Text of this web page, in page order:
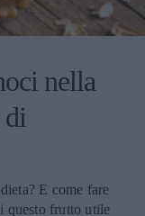
nella
E come fare
questo frutto utile